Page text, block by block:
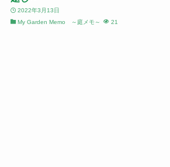
2022年3月13日
My Garden Memo ～庭メモ～
21